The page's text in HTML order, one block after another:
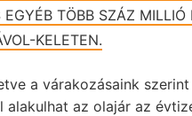
TÖBB SZÁZ MILLIÓ
KELETEN.
a várakozásaink
alakulhat az olajár az